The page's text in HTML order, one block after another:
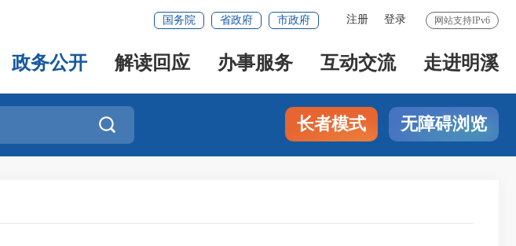
网站支持IPv6
注册 登录
国务院 省政府 市政府
政务公开 解读回应 办事服务 互动交流 走进明溪
 长者模式 无障碍浏览